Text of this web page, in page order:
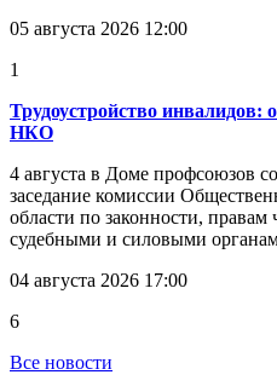
05 августа 2026 12:00
1
Трудоустройство инвалидов:
НКО
4 августа в Доме профсоюзов
заседание комиссии
области по законности,
судебными и силовыми
04 августа 2026 17:00
6
Все новости